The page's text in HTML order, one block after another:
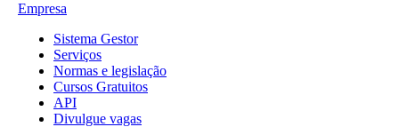
Empresa
Sistema Gestor
Serviços
Normas e legislação
Cursos Gratuitos
API
Divulgue vagas